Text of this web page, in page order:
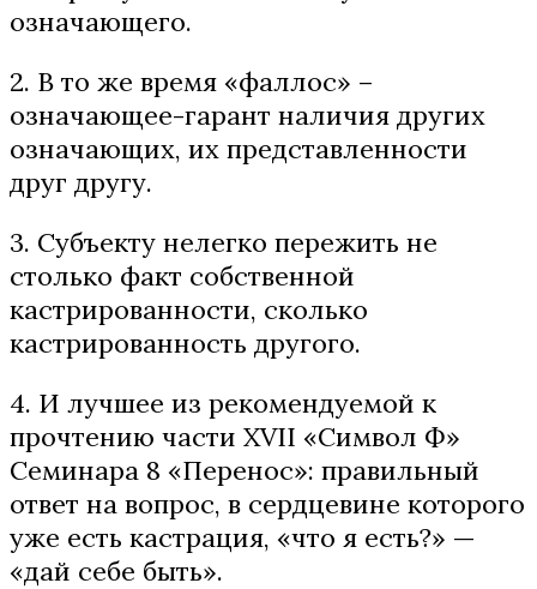
означающего.
2. В то же время «фаллос» –
означающее-гарант наличия других
означающих, их представленности
друг другу.
3. Субъекту нелегко пережить не
столько факт собственной
кастрированности, сколько
кастрированность другого.
4. И лучшее из рекомендуемой к
прочтению части XVII «Символ Ф»
Семинара 8 «Перенос»: правильный
ответ на вопрос, в сердцевине которого
уже есть кастрация, «что я есть?» —
«дай себе быть».